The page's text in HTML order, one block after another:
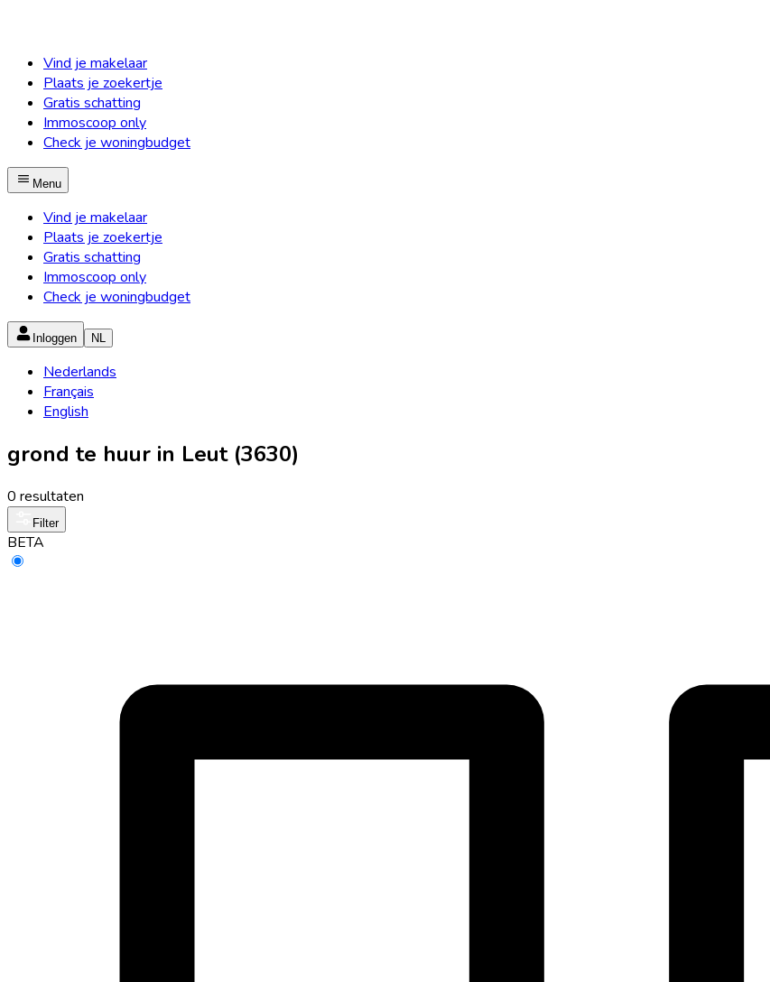
Vind je makelaar
Plaats je zoekertje
Gratis schatting
Immoscoop only
Check je woningbudget
Menu
Vind je makelaar
Plaats je zoekertje
Gratis schatting
Immoscoop only
Check je woningbudget
Inloggen NL
Nederlands
Français
English
grond te huur in Leut (3630)
0 resultaten
Filter
BETA